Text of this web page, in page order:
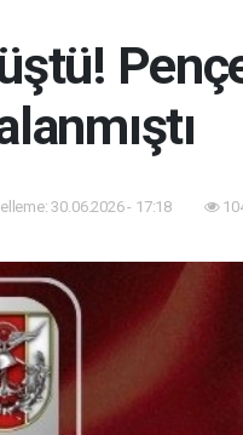
30.06.2026 - 17:18